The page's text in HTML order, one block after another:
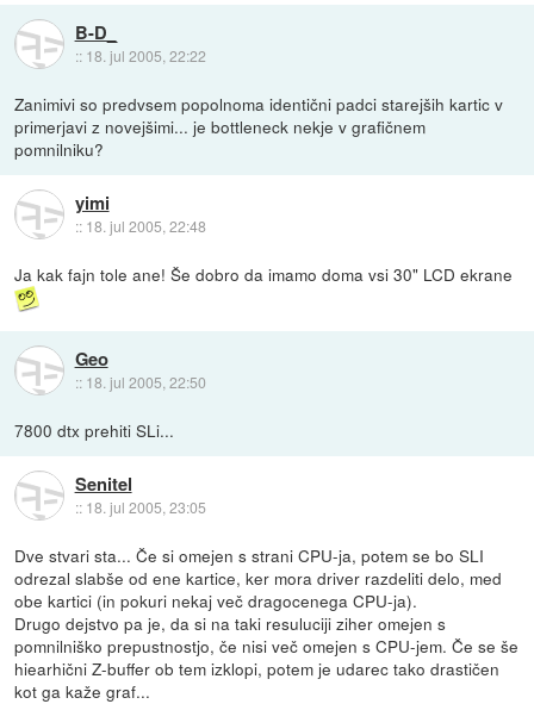
B-D_
:: 18. jul 2005, 22:22
Zanimivi so predvsem popolnoma identični padci starejših kartic v
primerjavi z novejšimi... je bottleneck nekje v grafičnem
pomnilniku?
yimi
:: 18. jul 2005, 22:48
Ja kak fajn tole ane! Še dobro da imamo doma vsi 30" LCD ekrane
Geo
:: 18. jul 2005, 22:50
7800 dtx prehiti SLi...
Senitel
:: 18. jul 2005, 23:05
Dve stvari sta... Če si omejen s strani CPU-ja, potem se bo SLI
odrezal slabše od ene kartice, ker mora driver razdeliti delo, med
obe kartici (in pokuri nekaj več dragocenega CPU-ja).
Drugo dejstvo pa je, da si na taki resuluciji ziher omejen s
pomnilniško prepustnostjo, če nisi več omejen s CPU-jem. Če se še
hiearhični Z-buffer ob tem izklopi, potem je udarec tako drastičen
kot ga kaže graf...